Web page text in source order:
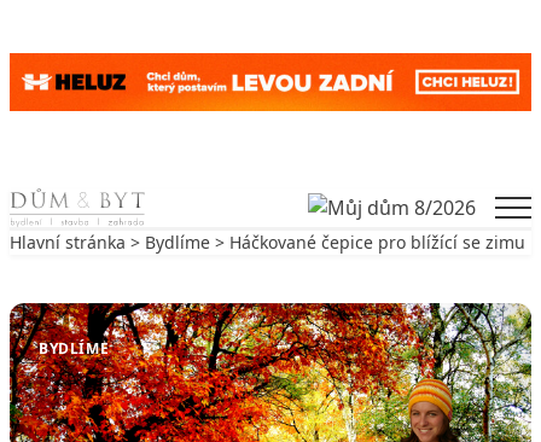
Skip to content
Hlavní stránka > Bydlíme > Háčkované čepice pro blížící se zimu
BYDLÍME